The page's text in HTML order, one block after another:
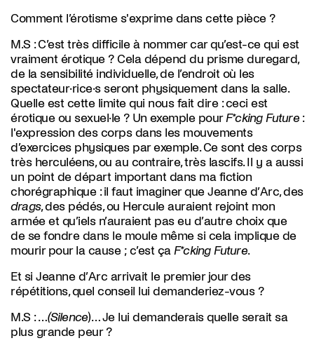
Comment l’érotisme s'exprime dans cette pièce ?
M.S :C’est très difficile à nommer car qu’est-ce qui est
vraiment érotique ? Cela dépend du prisme duregard,
de la sensibilité individuelle, de l’endroit où les
spectateur·rice·s seront physiquement dans la salle.
Quelle est cette limite qui nous fait dire : ceci est
érotique ou sexuel·le ? Un exemple pour F*cking Future :
l'expression des corps dans les mouvements
d’exercices physiques par exemple. Ce sont des corps
très herculéens, ou au contraire, très lascifs. Il y a aussi
un point de départ important dans ma fiction
chorégraphique : il faut imaginer que Jeanne d’Arc, des
drags, des pédés, ou Hercule auraient rejoint mon
armée et qu’iels n’auraient pas eu d’autre choix que
de se fondre dans le moule même si cela implique de
mourir pour la cause ; c’est ça F*cking Future.
Et si Jeanne d’Arc arrivait le premier jour des
répétitions, quel conseil lui demanderiez-vous ?
M.S :…(Silence)… Je lui demanderais quelle serait sa
plus grande peur ?